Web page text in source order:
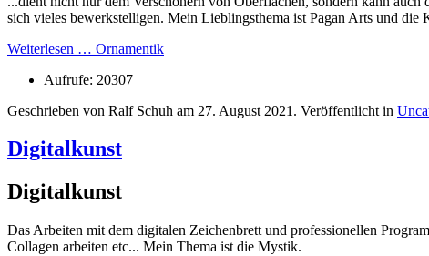
sich vieles bewerkstelligen. Mein Lieblingsthema ist Pagan Arts und die
Weiterlesen … Ornamentik
Aufrufe: 20307
Geschrieben von Ralf Schuh am 27. August 2021 . Veröffentlicht in
Digitalkunst
Digitalkunst
Das Arbeiten mit dem digitalen Zeichenbrett und professionellen
Collagen arbeiten etc... Mein Thema ist die Mystik.